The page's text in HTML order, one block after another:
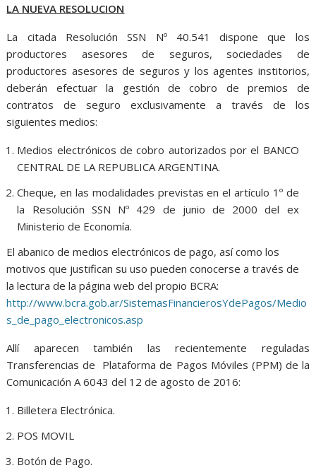
LA NUEVA RESOLUCION
La citada Resolución SSN Nº 40.541 dispone que los
productores asesores de seguros, sociedades de
productores asesores de seguros y los agentes institorios,
deberán efectuar la gestión de cobro de premios de
contratos de seguro exclusivamente a través de los
siguientes medios:
Medios electrónicos de cobro autorizados por el BANCO
CENTRAL DE LA REPUBLICA ARGENTINA.
Cheque, en las modalidades previstas en el artículo 1º de
la Resolución SSN Nº 429 de junio de 2000 del ex
Ministerio de Economía.
El abanico de medios electrónicos de pago, así como los
motivos que justifican su uso pueden conocerse a través de
la lectura de la página web del propio BCRA:
http://www.bcra.gob.ar/SistemasFinancierosYdePagos/Medio
s_de_pago_electronicos.asp
Allí aparecen también las recientemente reguladas
Transferencias de Plataforma de Pagos Móviles (PPM) de la
Comunicación A 6043 del 12 de agosto de 2016:
Billetera Electrónica.
POS MOVIL
Botón de Pago.